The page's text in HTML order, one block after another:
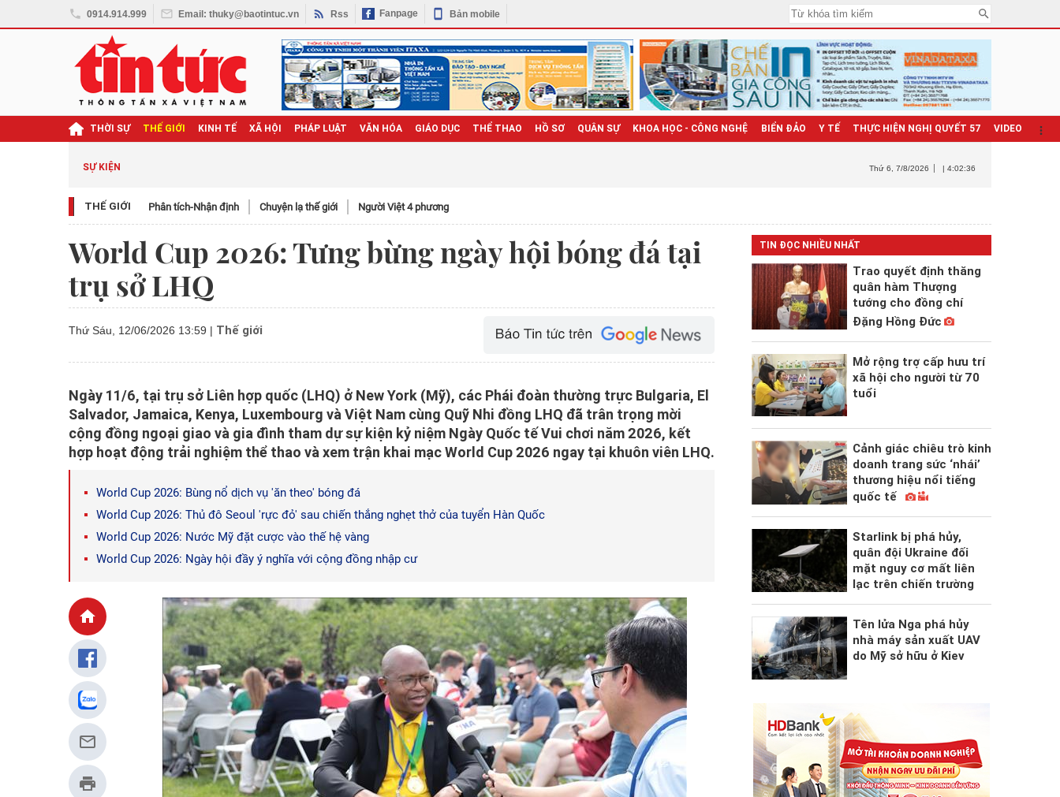
0914.914.999 Email: thuky@baotintuc.vn Rss Fanpage Bản mobile
THỜI SỰ THẾ GIỚI KINH TẾ XÃ HỘI PHÁP LUẬT VĂN HÓA GIÁO DỤC THỂ THAO HỒ SƠ QUÂN SỰ KHOA HỌC - CÔNG NGHỆ BIỂN ĐẢO Y TẾ THỰC HIỆN NGHỊ QUYẾT 57 VIDEO
SỰ KIỆN Thứ 6 , 7/8/2026 | 4:02:37
THẾ GIỚI Phân tích-Nhận định Chuyện lạ thế giới Người Việt 4 phương
World Cup 2026: Tưng bừng ngày hội bóng đá tại
trụ sở LHQ
Thứ Sáu, 12/06/2026 13:59 | Thế giới
Ngày 11/6, tại trụ sở Liên hợp quốc (LHQ) ở New York (Mỹ), các Phái đoàn thường trực Bulgaria, El
Salvador, Jamaica, Kenya, Luxembourg và Việt Nam cùng Quỹ Nhi đồng LHQ đã trân trọng mời
cộng đồng ngoại giao và gia đình tham dự sự kiện kỷ niệm Ngày Quốc tế Vui chơi năm 2026, kết
hợp hoạt động trải nghiệm thể thao và xem trận khai mạc World Cup 2026 ngay tại khuôn viên LHQ.
World Cup 2026: Bùng nổ dịch vụ 'ăn theo' bóng đá
World Cup 2026: Thủ đô Seoul 'rực đỏ' sau chiến thắng nghẹt thở của tuyển Hàn Quốc
World Cup 2026: Nước Mỹ đặt cược vào thế hệ vàng
World Cup 2026: Ngày hội đầy ý nghĩa với cộng đồng nhập cư
TIN ĐỌC NHIỀU NHẤT
Trao quyết định thăng
quân hàm Thượng
tướng cho đồng chí
Đặng Hồng Đức
Mở rộng trợ cấp hưu trí
xã hội cho người từ 70
tuổi
Cảnh giác chiêu trò kinh
doanh trang sức ‘nhái’
thương hiệu nổi tiếng
quốc tế
Starlink bị phá hủy,
quân đội Ukraine đối
mặt nguy cơ mất liên
lạc trên chiến trường
Tên lửa Nga phá hủy
nhà máy sản xuất UAV
do Mỹ sở hữu ở Kiev